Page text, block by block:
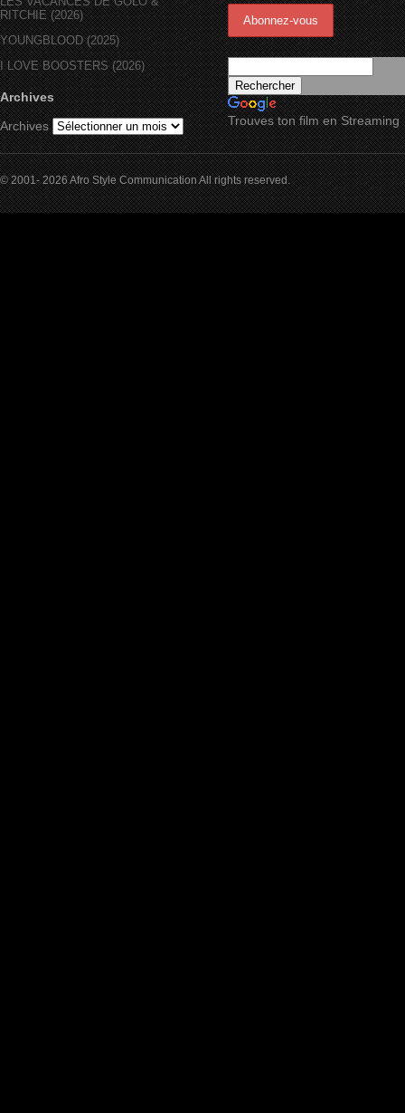
RITCHIE (2026)
YOUNGBLOOD (2025)
I LOVE BOOSTERS (2026)
Archives
Archives
Trouves ton film en Streaming
© 2001- 2026 Afro Style Communication All rights reserved.